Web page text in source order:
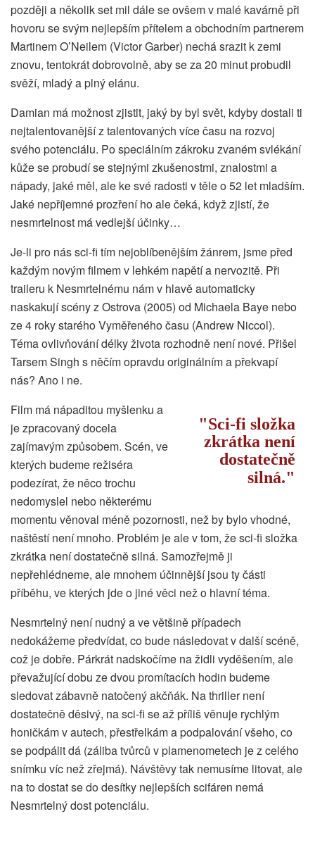
později a několik set mil dále se ovšem v malé kavárně při
hovoru se svým nejlepším přítelem a obchodním partnerem
Martinem O’Neilem (Victor Garber) nechá srazit k zemi
znovu, tentokrát dobrovolně, aby se za 20 minut probudil
svěží, mladý a plný elánu.
Damian má možnost zjistit, jaký by byl svět, kdyby dostali ti
nejtalentovanější z talentovaných více času na rozvoj
svého potenciálu. Po speciálním zákroku zvaném svlékání
kůže se probudí se stejnými zkušenostmi, znalostmi a
nápady, jaké měl, ale ke své radosti v těle o 52 let mladším.
Jaké nepříjemné prozření ho ale čeká, když zjistí, že
nesmrtelnost má vedlejší účinky…
Je-li pro nás sci-fi tím nejoblíbenějším žánrem, jsme před
každým novým filmem v lehkém napětí a nervozitě. Při
traileru k Nesmrtelnému nám v hlavě automaticky
naskakují scény z Ostrova (2005) od Michaela Baye nebo
ze 4 roky starého Vyměřeného času (Andrew Niccol).
Téma ovlivňování délky života rozhodně není nové. Přišel
Tarsem Singh s něčím opravdu originálním a překvapí
nás? Ano i ne.
Sci-fi složka
zkrátka není
dostatečně
silná.
Film má nápaditou myšlenku a
je zpracovaný docela
zajímavým způsobem. Scén, ve
kterých budeme režiséra
podezírat, že něco trochu
nedomyslel nebo některému
momentu věnoval méně pozornosti, než by bylo vhodné,
naštěstí není mnoho. Problém je ale v tom, že sci-fi složka
zkrátka není dostatečně silná. Samozřejmě ji
nepřehlédneme, ale mnohem účinnější jsou ty části
příběhu, ve kterých jde o jiné věci než o hlavní téma.
Nesmrtelný není nudný a ve většině případech
nedokážeme předvídat, co bude následovat v další scéně,
což je dobře. Párkrát nadskočíme na židli vyděšením, ale
převažující dobu ze dvou promítacích hodin budeme
sledovat zábavně natočený akčňák. Na thriller není
dostatečně děsivý, na sci-fi se až příliš věnuje rychlým
honičkám v autech, přestřelkám a podpalování všeho, co
se podpálit dá (záliba tvůrců v plamenometech je z celého
snímku víc než zřejmá). Návštěvy tak nemusíme litovat, ale
na to dostat se do desítky nejlepších scifáren nemá
Nesmrtelný dost potenciálu.